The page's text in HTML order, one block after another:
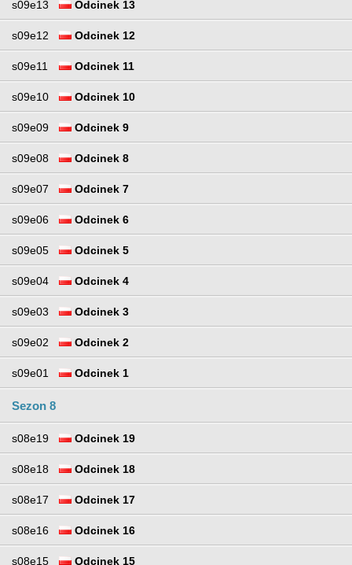
s09e13 Odcinek 13
s09e12 Odcinek 12
s09e11 Odcinek 11
s09e10 Odcinek 10
s09e09 Odcinek 9
s09e08 Odcinek 8
s09e07 Odcinek 7
s09e06 Odcinek 6
s09e05 Odcinek 5
s09e04 Odcinek 4
s09e03 Odcinek 3
s09e02 Odcinek 2
s09e01 Odcinek 1
Sezon 8
s08e19 Odcinek 19
s08e18 Odcinek 18
s08e17 Odcinek 17
s08e16 Odcinek 16
s08e15 Odcinek 15